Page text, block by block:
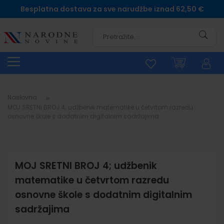
Besplatna dostava za sve narudžbe iznad 62,50 €
Naslovna
MOJ SRETNI BROJ 4; udžbenik
matematike u četvrtom razredu
osnovne škole s dodatnim digitalnim
sadržajima